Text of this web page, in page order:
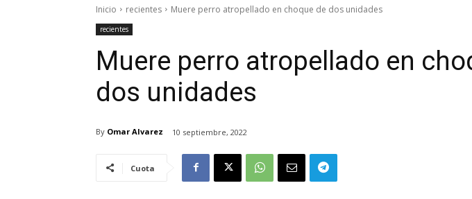
Inicio recientes Muere perro atropellado en choque de dos unidades
recientes
Muere perro atropellado en
dos unidades
By Omar Alvarez 10 septiembre, 2022
Cuota